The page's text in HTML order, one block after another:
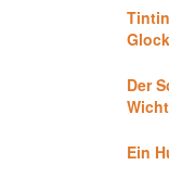
Der
Ein